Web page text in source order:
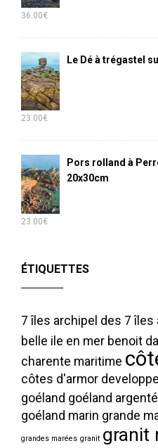
36.00€
Le Dé à trégastel
23.00€
Pors rolland à
20x30cm
23.00€
ÉTIQUETTES
7 îles archipel des 7 îles
belle ile en mer benoit
charente maritime
côtes d'armor
goéland goéland argenté
goéland marin grande
grandes marées granit granit